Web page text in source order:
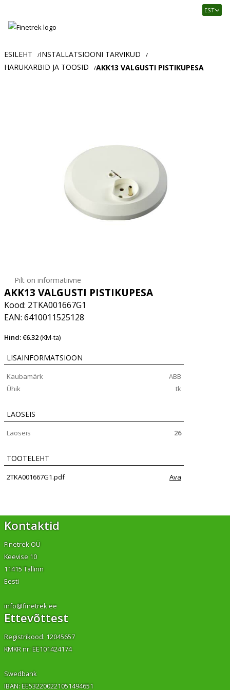
Usaldusväärne
ja
tööstusautomaatika
EST
ESILEHT /INSTALLATSIOONI TARVIKUD /
HARUKARBID JA TOOSID /AKK13 VALGUSTI PISTIKUPESA
Pilt on informatiivne
AKK13 VALGUSTI PISTIKUPESA
Kood: 2TKA001667G1
EAN: 6410011525128
Hind: €6.32(KM-ta)
LISAINFORMATSIOON
Kaubamärk
ABB
Ühik
tk
LAOSEIS
Laoseis 26
TOOTELEHT
2TKA001667G1.pdf Ava
Kontaktid
Finetrek OÜ
Keevise 10
11415 Tallinn
Eesti
info@finetrek.ee
Ettevõttest
Registrikood: 12045657
KMKR nr: EE101424174
Swedbank
IBAN: EE532200221051494651